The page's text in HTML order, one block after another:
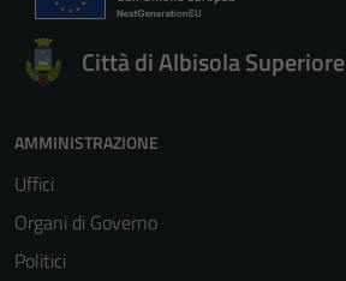
Città di Albisola Superiore
AMMINISTRAZIONE
Uffici
Organi di Governo
Politici